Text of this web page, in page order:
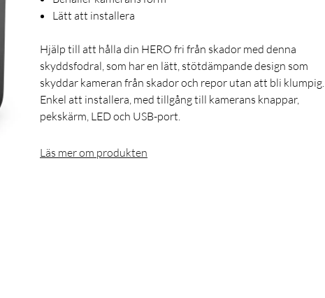
Lätt att installera
Hjälp till att hålla din HERO fri från skador med denna
skyddsfodral, som har en lätt, stötdämpande design som
skyddar kameran från skador och repor utan att bli klumpig.
Enkel att installera, med tillgång till kamerans knappar,
pekskärm, LED och USB-port.
Läs mer om produkten